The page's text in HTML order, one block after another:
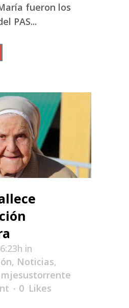
fueron los
PAS...
in
, Noticias,
mjesustorrente
0 Likes